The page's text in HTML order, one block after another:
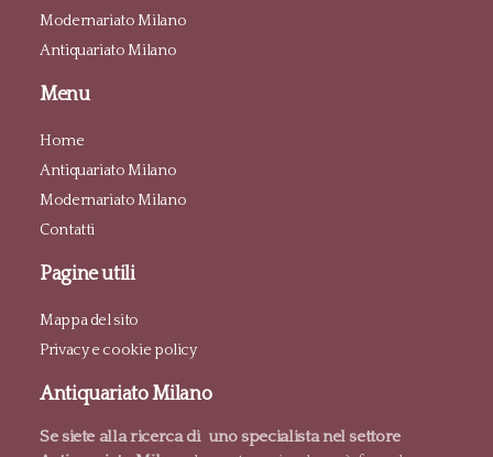
Modernariato Milano
Antiquariato Milano
Menu
Home
Antiquariato Milano
Modernariato Milano
Contatti
Pagine utili
Mappa del sito
Privacy e cookie policy
Antiquariato Milano
Se siete alla ricerca di uno specialista nel settore